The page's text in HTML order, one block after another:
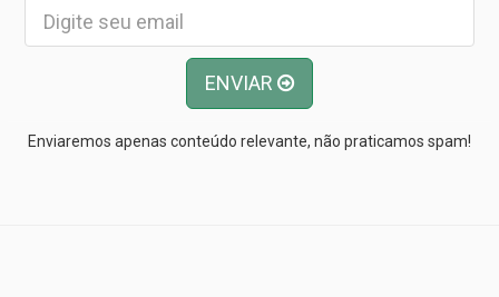
ENVIAR
Enviaremos apenas conteúdo relevante, não praticamos spam!